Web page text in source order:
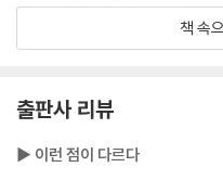
제6편│허실虛實 허실을 꿰뚫어
· 상대가 원하는 대로 끌려다니지
나를 감추어 적을 드러내라
『손자병법』의 핵심 사상은 “먼
전편에 걸쳐 일관적으로 승산 없
리한 형세를 조성한 뒤에 작전을
책 속
출판사 리뷰
▶ 이런 점이 다르다